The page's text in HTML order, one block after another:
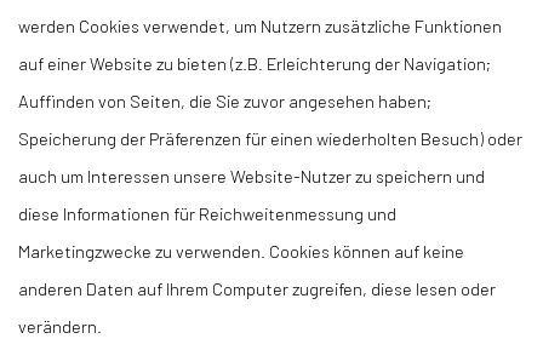
werden Cookies verwendet, um Nutzern zusätzliche Funktionen
auf einer Website zu bieten (z.B. Erleichterung der Navigation;
Auffinden von Seiten, die Sie zuvor angesehen haben;
Speicherung der Präferenzen für einen wiederholten Besuch) oder
auch um Interessen unsere Website-Nutzer zu speichern und
diese Informationen für Reichweitenmessung und
Marketingzwecke zu verwenden. Cookies können auf keine
anderen Daten auf Ihrem Computer zugreifen, diese lesen oder
verändern.